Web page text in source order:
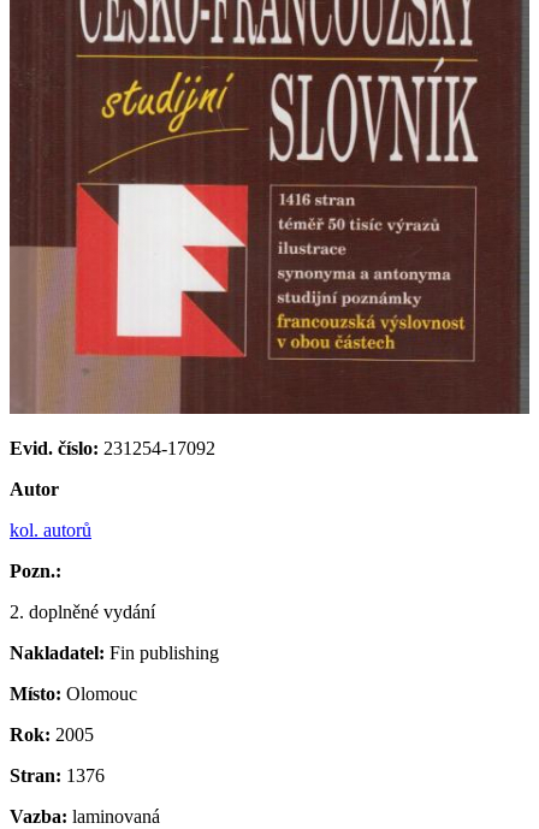
Evid. číslo: 231254-17092
Autor
kol. autorů
Pozn.:
2. doplněné vydání
Nakladatel: Fin publishing
Místo: Olomouc
Rok: 2005
Stran: 1376
Vazba: laminovaná